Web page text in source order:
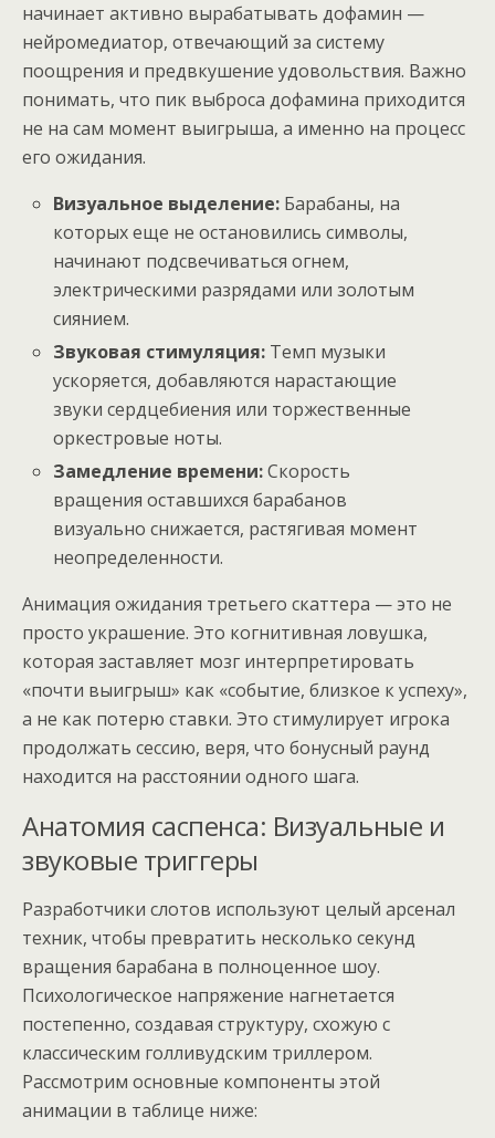
начинает активно вырабатывать дофамин —
нейромедиатор, отвечающий за систему
поощрения и предвкушение удовольствия. Важно
понимать, что пик выброса дофамина приходится
не на сам момент выигрыша, а именно на процесс
его ожидания.
Визуальное выделение: Барабаны, на
которых еще не остановились символы,
начинают подсвечиваться огнем,
электрическими разрядами или золотым
сиянием.
Звуковая стимуляция: Темп музыки
ускоряется, добавляются нарастающие
звуки сердцебиения или торжественные
оркестровые ноты.
Замедление времени:Скорость
вращения оставшихся барабанов
визуально снижается, растягивая момент
неопределенности.
Анимация ожидания третьего скаттера — это не
просто украшение. Это когнитивная ловушка,
которая заставляет мозг интерпретировать
«почти выигрыш» как «событие, близкое к успеху»,
а не как потерю ставки. Это стимулирует игрока
продолжать сессию, веря, что бонусный раунд
находится на расстоянии одного шага.
Анатомия саспенса: Визуальные и
звуковые триггеры
Разработчики слотов используют целый арсенал
техник, чтобы превратить несколько секунд
вращения барабана в полноценное шоу.
Психологическое напряжение нагнетается
постепенно, создавая структуру, схожую с
классическим голливудским триллером.
Рассмотрим основные компоненты этой
анимации в таблице ниже: